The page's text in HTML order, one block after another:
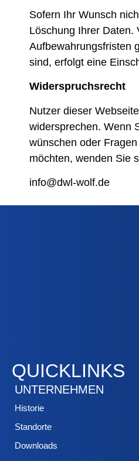
Sofern Ihr Wunsch
Löschung Ihrer Daten.
Aufbewahrungsfristen
sind, erfolgt eine
Widerspruchsrecht
Nutzer dieser
widersprechen. Wenn
wünschen oder
möchten, wenden Sie
info@dwl-wolf.de
QUICKLINKS
UNTERNEHMEN
Historie
Standorte
Downloads